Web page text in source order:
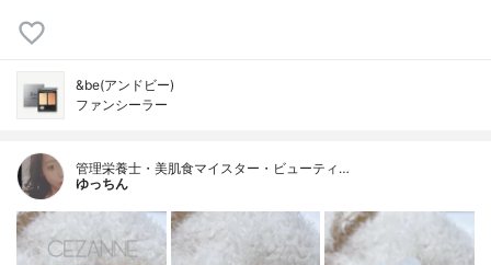
&be(アンドビー)
ファンシーラー
管理栄養士・美肌食マイスター・ビューティ…
ゆっちん